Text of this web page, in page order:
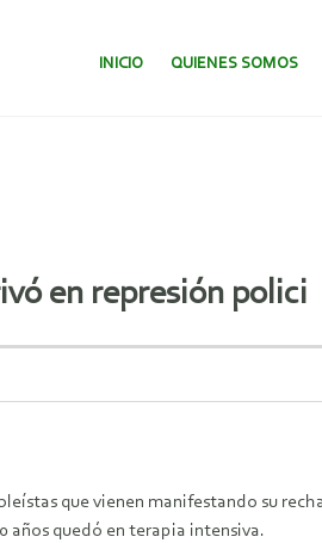
SALTAR AL CONTENIDO.
INICIO QUIENES SOMOS
en represión polici
que vienen manifestando su
años quedó en terapia intensiva.